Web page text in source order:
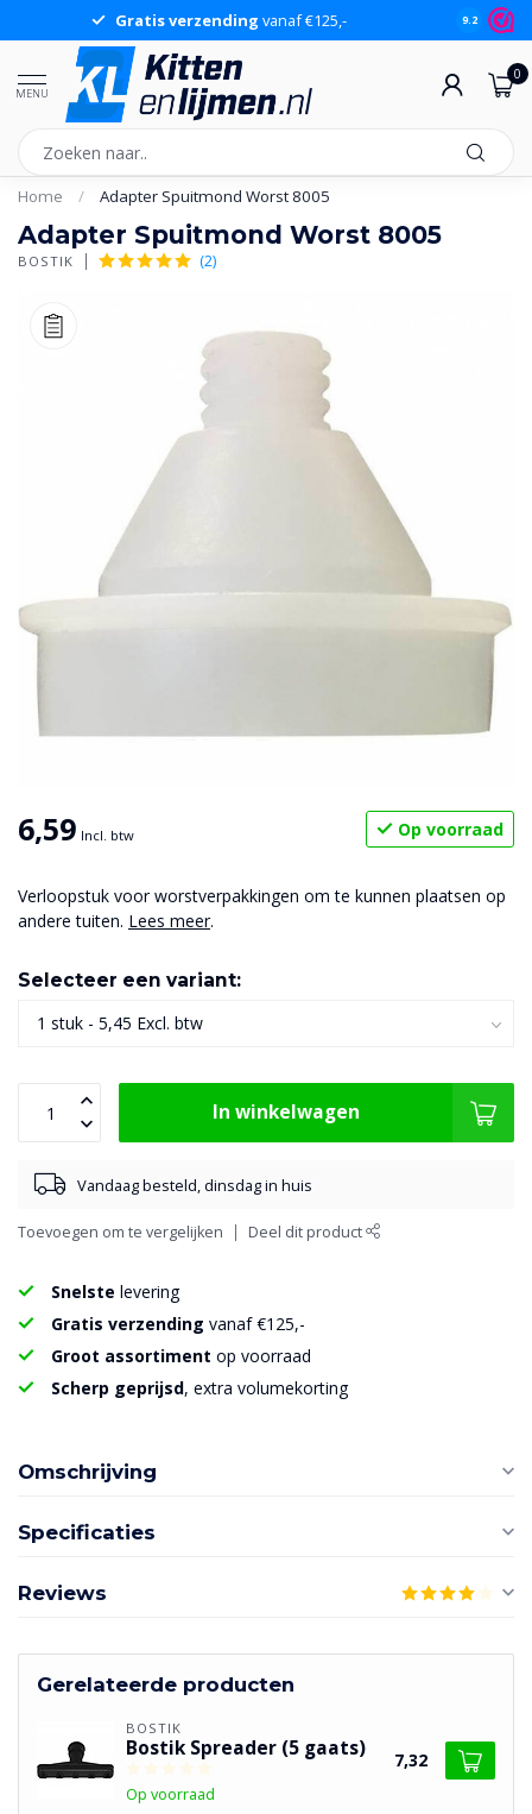
Gratis verzending vanaf €125,- 9.2
MENU
0
Home / Adapter Spuitmond Worst 8005
Adapter Spuitmond Worst 8005
BOSTIK (2)
6,59 Incl. btw Op voorraad
Verloopstuk voor worstverpakkingen om te kunnen plaatsen op
andere tuiten. Lees meer.
Selecteer een variant:
In winkelwagen
Vandaag besteld, dinsdag in huis
Toevoegen om te vergelijken Deel dit product
Snelste levering
Gratis verzending vanaf €125,-
Groot assortiment op voorraad
Scherp geprijsd, extra volumekorting
Omschrijving
Specificaties
Reviews
Gerelateerde producten
BOSTIK
Bostik Spreader (5 gaats)
Op voorraad
7,32